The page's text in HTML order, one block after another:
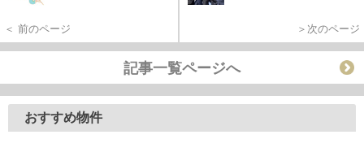
＜ 前のページ ＞次のページ
記事一覧ページへ
おすすめ物件